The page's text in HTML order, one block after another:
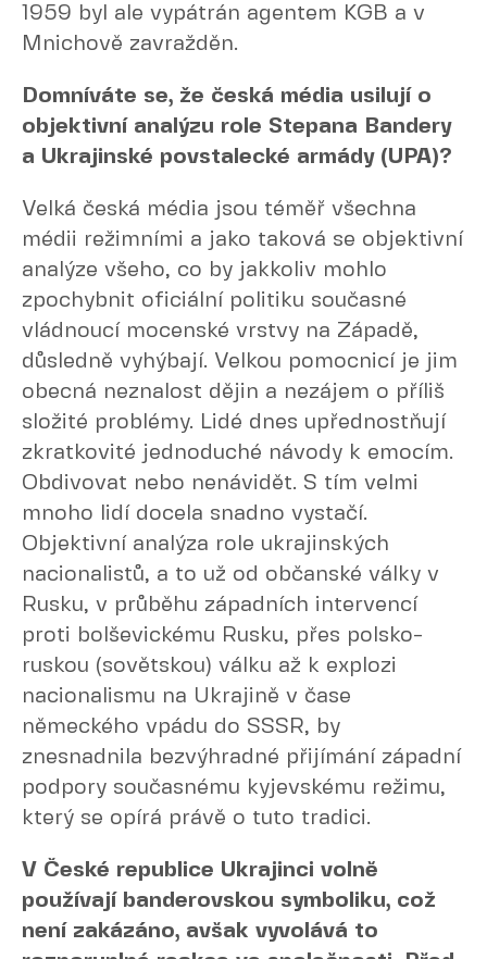
1959 byl ale vypátrán agentem KGB a v
Mnichově zavražděn.
Domníváte se, že česká média usilují o
objektivní analýzu role Stepana Bandery
a Ukrajinské povstalecké armády (UPA)?
Velká česká média jsou téměř všechna
médii režimními a jako taková se objektivní
analýze všeho, co by jakkoliv mohlo
zpochybnit oficiální politiku současné
vládnoucí mocenské vrstvy na Západě,
důsledně vyhýbají. Velkou pomocnicí je jim
obecná neznalost dějin a nezájem o příliš
složité problémy. Lidé dnes upřednostňují
zkratkovité jednoduché návody k emocím.
Obdivovat nebo nenávidět. S tím velmi
mnoho lidí docela snadno vystačí.
Objektivní analýza role ukrajinských
nacionalistů, a to už od občanské války v
Rusku, v průběhu západních intervencí
proti bolševickému Rusku, přes polsko-
ruskou (sovětskou) válku až k explozi
nacionalismu na Ukrajině v čase
německého vpádu do SSSR, by
znesnadnila bezvýhradné přijímání západní
podpory současnému kyjevskému režimu,
který se opírá právě o tuto tradici.
V České republice Ukrajinci volně
používají banderovskou symboliku, což
není zakázáno, avšak vyvolává to